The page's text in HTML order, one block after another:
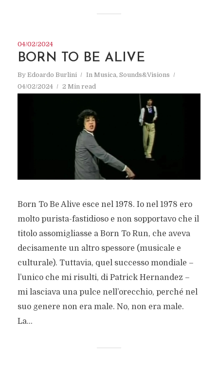
04/02/2024
BORN TO BE ALIVE
By Edoardo Burlini In Musica, Sounds&Visions
04/02/2024
2 Min read
Born To Be Alive esce nel 1978. Io nel 1978 ero
molto purista-fastidioso e non sopportavo che il
titolo assomigliasse a Born To Run, che aveva
decisamente un altro spessore (musicale e
culturale). Tuttavia, quel successo mondiale –
l’unico che mi risulti, di Patrick Hernandez –
mi lasciava una pulce nell’orecchio, perché nel
suo genere non era male. No, non era male.
La...